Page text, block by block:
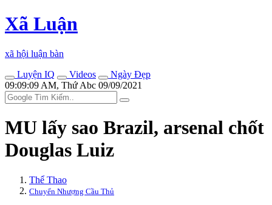
Xã Luận
xã hội luận bàn
Luyện IQ
Videos
Ngày Đẹp
09:09:09 AM, Thứ Abc 09/09/2021
MU lấy sao Brazil, ars‌enal chốt
Douglas Luiz
Thể Thao
Chuyển Nhượng Cầu Thủ